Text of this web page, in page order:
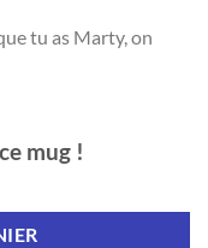
tu as Marty, on
mug !